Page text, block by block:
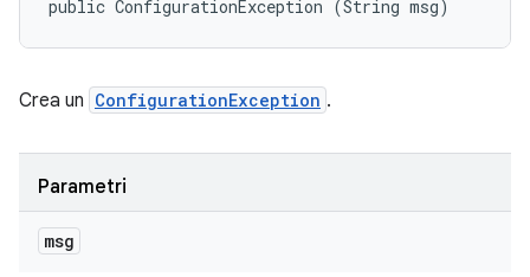
public ConfigurationException (String msg)
Crea un ConfigurationException .
Parametri
msg